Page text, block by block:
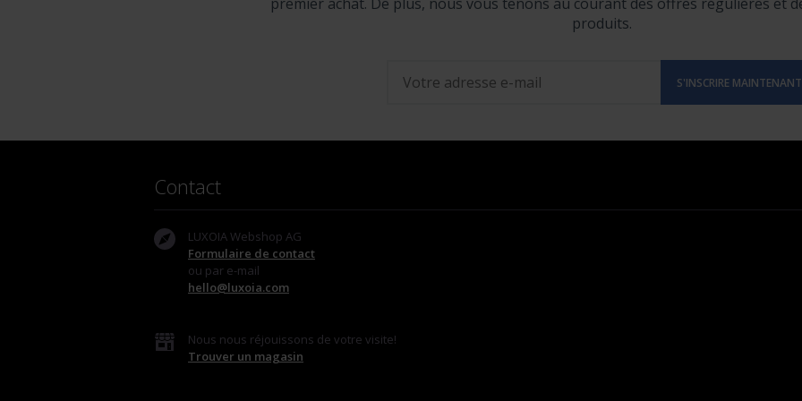
produits.
Contact
LUXOIA Webshop AG
Formulaire de contact
ou par e-mail
hello@luxoia.com
Nous nous réjouissons de votre visite!
Trouver un magasin